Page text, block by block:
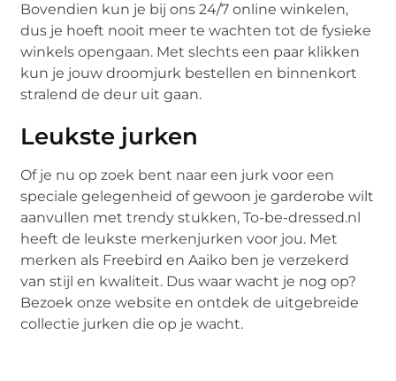
Bovendien kun je bij ons 24/7 online winkelen,
dus je hoeft nooit meer te wachten tot de fysieke
winkels opengaan. Met slechts een paar klikken
kun je jouw droomjurk bestellen en binnenkort
stralend de deur uit gaan.
Leukste jurken
Of je nu op zoek bent naar een jurk voor een
speciale gelegenheid of gewoon je garderobe wilt
aanvullen met trendy stukken, To-be-dressed.nl
heeft de leukste merkenjurken voor jou. Met
merken als Freebird en Aaiko ben je verzekerd
van stijl en kwaliteit. Dus waar wacht je nog op?
Bezoek onze website en ontdek de uitgebreide
collectie jurken die op je wacht.